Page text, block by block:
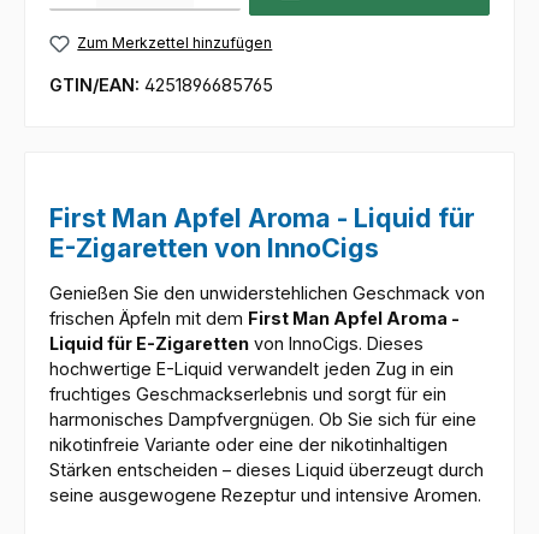
Zum Merkzettel hinzufügen
GTIN/EAN: 4251896685765
First Man Apfel Aroma - Liquid für
E-Zigaretten von InnoCigs
Genießen Sie den unwiderstehlichen Geschmack von
frischen Äpfeln mit dem First Man Apfel Aroma -
Liquid für E-Zigaretten von InnoCigs. Dieses
hochwertige E-Liquid verwandelt jeden Zug in ein
fruchtiges Geschmackserlebnis und sorgt für ein
harmonisches Dampfvergnügen. Ob Sie sich für eine
nikotinfreie Variante oder eine der nikotinhaltigen
Stärken entscheiden – dieses Liquid überzeugt durch
seine ausgewogene Rezeptur und intensive Aromen.